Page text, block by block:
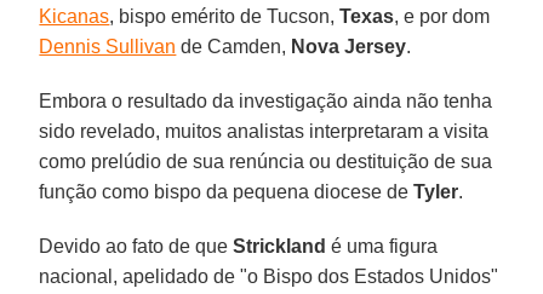
Kicanas, bispo emérito de Tucson,Texas, e por dom
Dennis Sullivan de Camden, Nova Jersey.
Embora o resultado da investigação ainda não tenha
sido revelado, muitos analistas interpretaram a visita
como prelúdio de sua renúncia ou destituição de sua
função como bispo da pequena diocese deTyler.
Devido ao fato de queStrickland é uma figura
nacional, apelidado de "o Bispo dos Estados Unidos"